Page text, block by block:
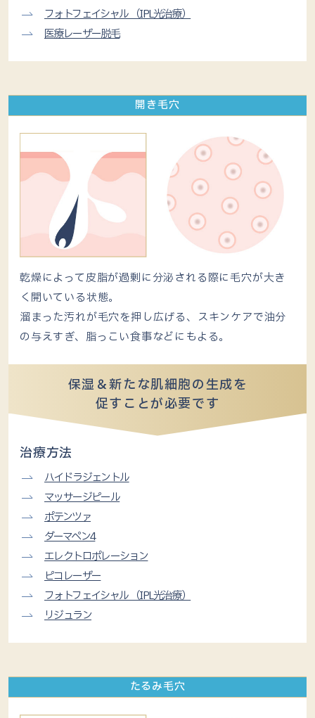
フォトフェイシャル （IPL光治療）
医療レーザー脱毛
開き毛穴
乾燥によって皮脂が過剰に分泌される際に毛穴が大き
く開いている状態。
溜まった汚れが毛穴を押し広げる、スキンケアで油分
の与えすぎ、脂っこい食事などにもよる。
保湿＆新たな肌細胞の生成を
促すことが必要です
治療方法
ハイドラジェントル
マッサージピール
ポテンツァ
ダーマペン4
エレクトロポレーション
ピコレーザー
フォトフェイシャル （IPL光治療）
リジュラン
たるみ毛穴